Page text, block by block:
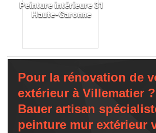
Peinture intérieure 31
Haute-Garonne
Pour la rénovation de
extérieur à Villematier
Bauer artisan
peinture mur extérieur